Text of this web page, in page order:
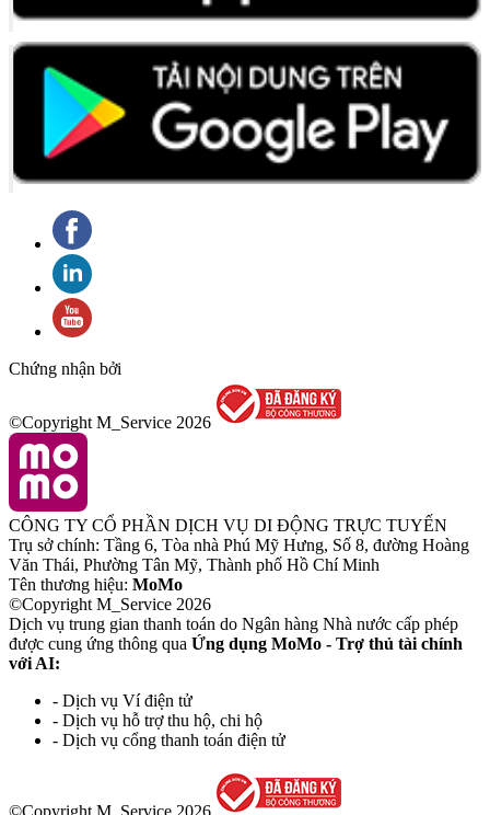
Chứng nhận bởi
©Copyright M_Service 2026
CÔNG TY CỔ PHẦN DỊCH VỤ DI ĐỘNG TRỰC TUYẾN
Trụ sở chính: Tầng 6, Tòa nhà Phú Mỹ Hưng, Số 8, đường Hoàng
Văn Thái, Phường Tân Mỹ, Thành phố Hồ Chí Minh
Tên thương hiệu: MoMo
©Copyright M_Service 2026
Dịch vụ trung gian thanh toán do Ngân hàng Nhà nước cấp phép
được cung ứng thông qua Ứng dụng MoMo - Trợ thủ tài chính
với AI:
- Dịch vụ Ví điện tử
- Dịch vụ hỗ trợ thu hộ, chi hộ
- Dịch vụ cổng thanh toán điện tử
©Copyright M_Service 2026